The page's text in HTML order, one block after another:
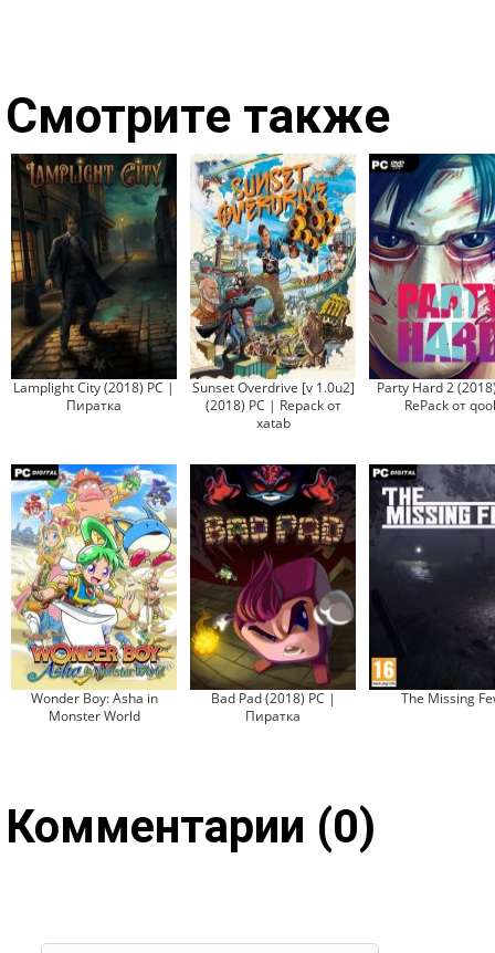
Смотрите также
Lamplight City (2018) PC |
Пиратка
Sunset Overdrive [v 1.0u2]
(2018) PC | Repack от
xatab
Party Hard 2
RePack от
Wonder Boy: Asha in
Monster World
Bad Pad (2018) PC |
Пиратка
The Missing
Комментарии (0)